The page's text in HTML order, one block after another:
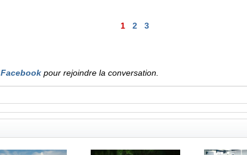
1 2 3
Facebookpour rejoindre la conversation.